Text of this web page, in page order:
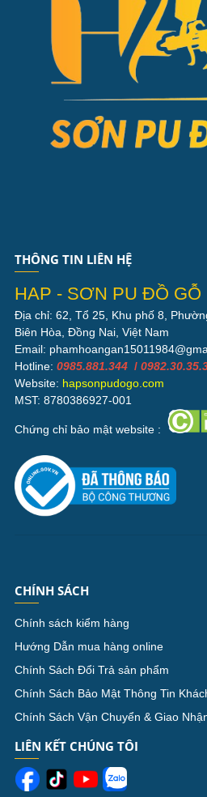
THÔNG TIN LIÊN HỆ
HAP - SƠN PU ĐỒ GỖ
Địa chỉ: 62, Tổ 25, Khu phố 8,
Biên Hòa, Đồng Nai, Việt Nam
Email:
Hotline: 0985.881.344/
Website: hapsonpudogo.com
MST: 8780386927-001
Chứng chỉ bảo mật website :
CHÍNH SÁCH
Chính sách kiểm hàng
Hướng Dẫn mua hàng online
Chính Sách Đổi Trả sản phẩm
Chính Sách Bảo Mật Thông Tin
Chính Sách Vận Chuyển & Giao
LIÊN KẾT CHÚNG TÔI